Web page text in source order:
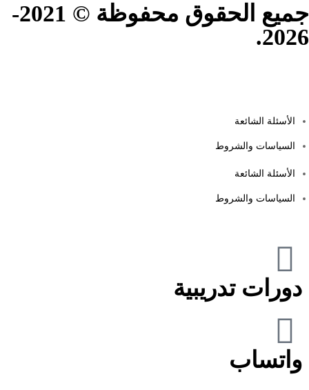
جميع الحقوق محفوظة © 2021-
2026.
الأسئلة الشائعة
السياسات والشروط
الأسئلة الشائعة
السياسات والشروط
دورات تدريبية
واتساب